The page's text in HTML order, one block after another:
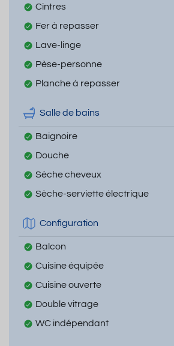
Cintres
Fer à repasser
Lave-linge
Pèse-personne
Planche à repasser
Salle de bains
Baignoire
Douche
Sèche cheveux
Sèche-serviette électrique
Configuration
Balcon
Cuisine équipée
Cuisine ouverte
Double vitrage
WC indépendant